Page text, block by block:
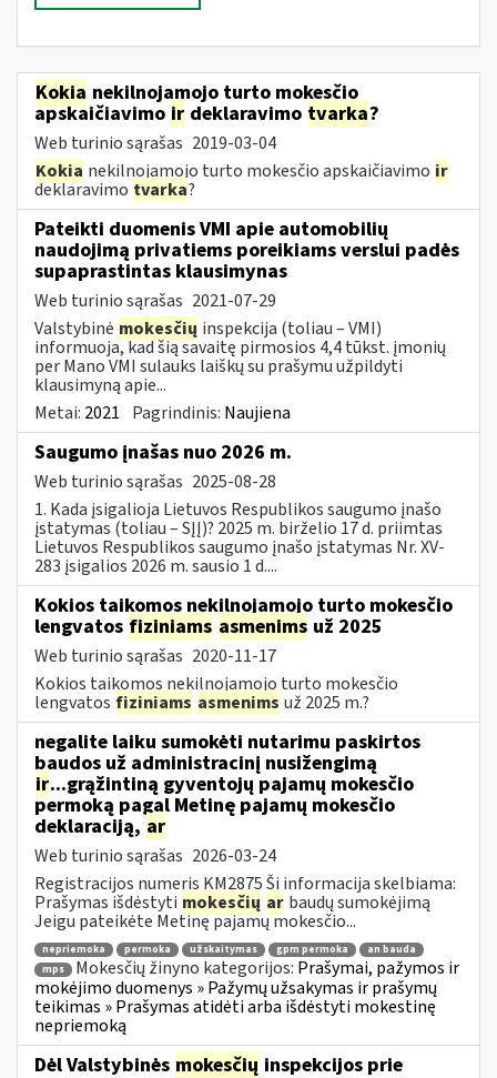
Kokia nekilnojamojo turto mokesčio
apskaičiavimo ir deklaravimo tvarka?
Web turinio sąrašas 2019-03-04
Kokia nekilnojamojo turto mokesčio apskaičiavimo ir
deklaravimo tvarka?
Pateikti duomenis VMI apie automobilių
naudojimą privatiems poreikiams verslui padės
supaprastintas klausimynas
Web turinio sąrašas 2021-07-29
Valstybinė mokesčių inspekcija (toliau – VMI)
informuoja, kad šią savaitę pirmosios 4,4 tūkst. įmonių
per Mano VMI sulauks laiškų su prašymu užpildyti
klausimyną apie...
Metai: 2021 Pagrindinis: Naujiena
Saugumo įnašas nuo 2026 m.
Web turinio sąrašas 2025-08-28
1. Kada įsigalioja Lietuvos Respublikos saugumo įnašo
įstatymas (toliau – SĮĮ)? 2025 m. birželio 17 d. priimtas
Lietuvos Respublikos saugumo įnašo įstatymas Nr. XV-
283 įsigalios 2026 m. sausio 1 d....
Kokios taikomos nekilnojamojo turto mokesčio
lengvatos fiziniams asmenims už 2025
Web turinio sąrašas 2020-11-17
Kokios taikomos nekilnojamojo turto mokesčio
lengvatos fiziniams asmenims už 2025 m.?
negalite laiku sumokėti nutarimu paskirtos
baudos už administracinį nusižengimą
ir...grąžintiną gyventojų pajamų mokesčio
permoką pagal Metinę pajamų mokesčio
deklaraciją, ar
Web turinio sąrašas 2026-03-24
Registracijos numeris KM2875 Ši informacija skelbiama:
Prašymas išdėstyti mokesčių ar baudų sumokėjimą
Jeigu pateikėte Metinę pajamų mokesčio...
nepriemoka permoka užskaitymas gpm permoka
an bauda
mps
Mokesčių žinyno kategorijos: Prašymai, pažymos ir
mokėjimo duomenys » Pažymų užsakymas ir prašymų
teikimas » Prašymas atidėti arba išdėstyti mokestinę
nepriemoką
Dėl Valstybinės mokesčių inspekcijos prie